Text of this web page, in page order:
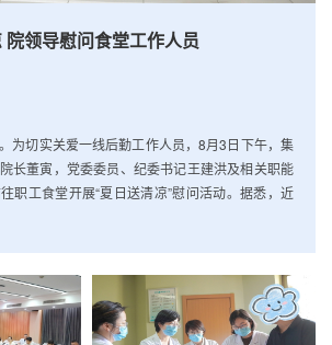
领导慰问食堂工作人员
为切实关爱一线后勤工作人员，8月3日下午，集
长董寅，党委委员、纪委书记王建洪及相关职能
职工食堂开展“夏日送清凉”慰问活动。据悉，近
在日常供餐保障外，新增暑托班、征兵体检专项
温，...